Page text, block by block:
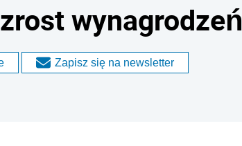
wynagrodzeń
Zapisz się na newsletter